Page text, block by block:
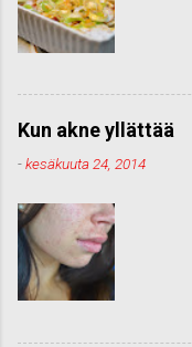
Kun akne yllättää
-kesäkuuta 24, 2014